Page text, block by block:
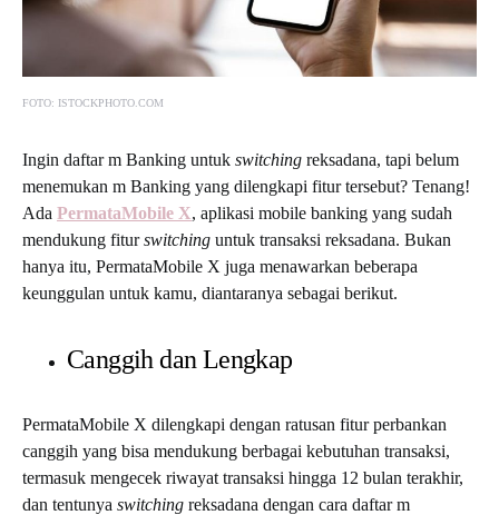
FOTO: ISTOCKPHOTO.COM
Ingin daftar m Banking untuk switching reksadana, tapi belum
menemukan m Banking yang dilengkapi fitur tersebut? Tenang!
Ada PermataMobile X, aplikasi mobile banking yang sudah
mendukung fiturswitching untuk transaksi reksadana. Bukan
hanya itu, PermataMobile X juga menawarkan beberapa
keunggulan untuk kamu, diantaranya sebagai berikut.
Canggih dan Lengkap
PermataMobile X dilengkapi dengan ratusan fitur perbankan
canggih yang bisa mendukung berbagai kebutuhan transaksi,
termasuk mengecek riwayat transaksi hingga 12 bulan terakhir,
dan tentunya switching reksadana dengan cara daftar m